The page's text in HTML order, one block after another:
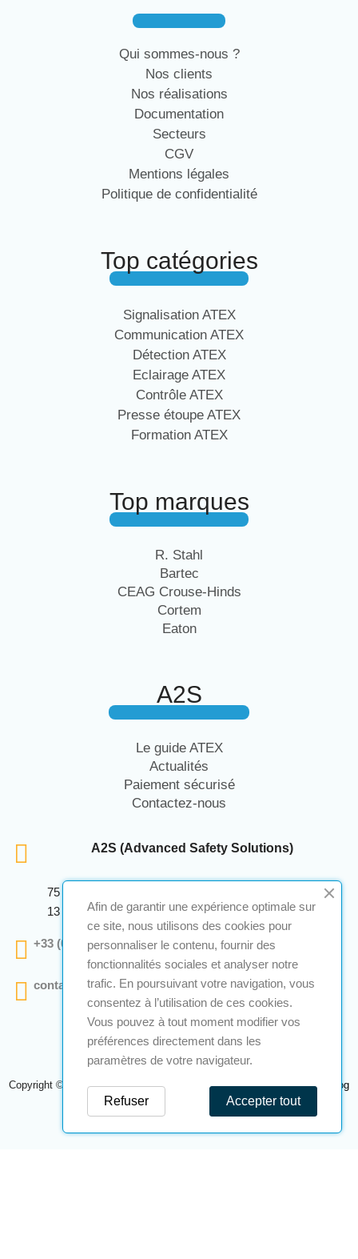
Qui sommes-nous ?
Nos clients
Nos réalisations
Documentation
Secteurs
CGV
Mentions légales
Politique de confidentialité
Top catégories
Signalisation ATEX
Communication ATEX
Détection ATEX
Eclairage ATEX
Contrôle ATEX
Presse étoupe ATEX
Formation ATEX
Top marques
R. Stahl
Bartec
CEAG Crouse-Hinds
Cortem
Eaton
A2S
Le guide ATEX
Actualités
Paiement sécurisé
Contactez-nous
A2S (Advanced Safety Solutions)
75 Avenue Marcellin Berthelot Anthelios Bâtiment E
13 290 Aix En Provence
+33 (0)4 12 28 00 69
contact@a2s-atex.com
Copyright © 2026 A2S Atex. Tous droits réservés. Une réalisationNavilog
Afin de garantir une expérience optimale sur
ce site, nous utilisons des cookies pour
personnaliser le contenu, fournir des
fonctionnalités sociales et analyser notre
trafic. En poursuivant votre navigation, vous
consentez à l’utilisation de ces cookies.
Vous pouvez à tout moment modifier vos
préférences directement dans les
paramètres de votre navigateur.
Accepter tout
Refuser